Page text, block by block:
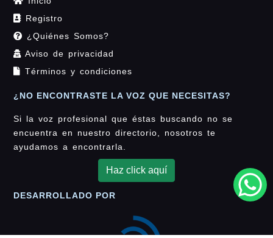
Registro
¿Quiénes Somos?
Aviso de privacidad
Términos y condiciones
¿NO ENCONTRASTE LA VOZ QUE NECESITAS?
Si la voz profesional que éstas buscando no se
encuentra en nuestro directorio, nosotros te
ayudamos a encontrarla.
Haz click aquí
DESARROLLADO POR